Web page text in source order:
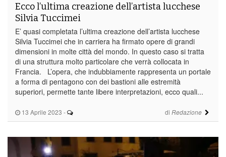
13 Aprile 2023 - di Redazione
Ecco l’ultima creazione dell’artista lucchese
Silvia Tuccimei
E’ quasi completata l’ultima creazione dell’artista lucchese
Silvia Tuccimei che in carriera ha firmato opere di grandi
dimensioni in molte città del mondo. In questo caso si tratta
di una struttura molto particolare che verrà collocata in
Francia. L’opera, che indubbiamente rappresenta un portale
a forma di pentagono con dei bastioni alle estremità
superiori, permette tante libere interpretazioni, ecco quali...